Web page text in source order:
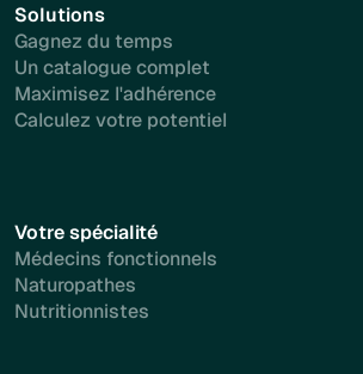
Solutions
Gagnez du temps
Un catalogue complet
Maximisez l'adhérence
Calculez votre potentiel
Votre spécialité
Médecins fonctionnels
Naturopathes
Nutritionnistes